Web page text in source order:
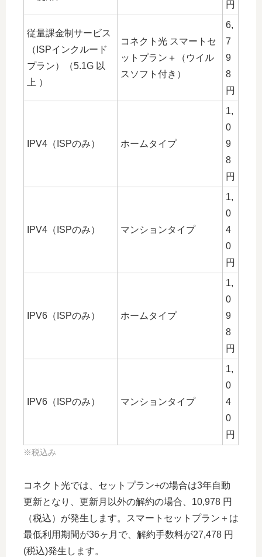
円
従量課金制サービス
（ISPインクルード
プラン）（5.1G 以
上 ）
コネクト光 スマートセ
ットプラン＋（ウイル
スソフト付き）
6,
7
9
8
円
IPV4（ISPのみ） ホームタイプ
1,
0
9
8
円
IPV4（ISPのみ） マンションタイプ
1,
0
4
0
円
IPV6（ISPのみ） ホームタイプ
1,
0
9
8
円
IPV6（ISPのみ） マンションタイプ
1,
0
4
0
円
※税込み
コネクト光では、セットプラン+の場合は3年自動
更新となり、更新月以外の解約の場合、10,978 円
（税込）が発生します。スマートセットプラン＋は
最低利用期間が36ヶ月で、解約手数料が27,478 円
(税込)発生します。